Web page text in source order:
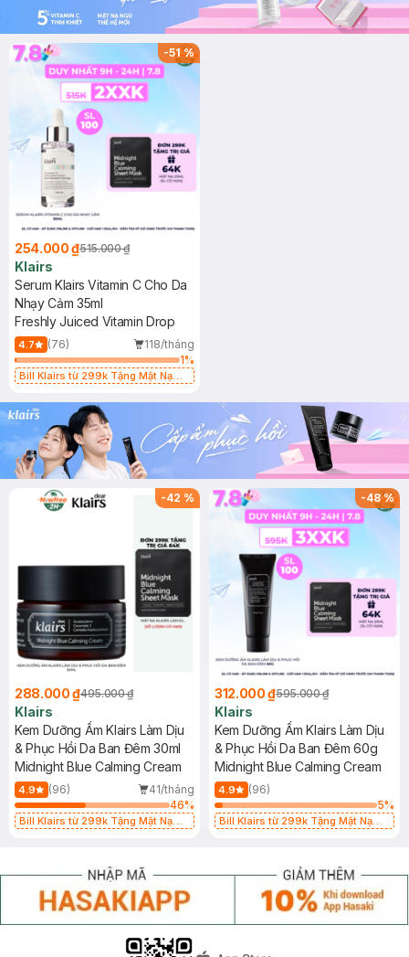
-51%
254.000 ₫515.000 ₫
Klairs
Serum Klairs Vitamin C Cho Da
Nhạy Cảm 35ml
Freshly Juiced Vitamin Drop
4.7 (76)
118/tháng
1%
Bill Klairs từ 299k Tặng Mặt Nạ
25ml (SL Có Hạn)
-42 %
288.000 ₫495.000 ₫
Klairs
Kem Dưỡng Ẩm Klairs Làm Dịu
& Phục Hồi Da Ban Đêm 30ml
Midnight Blue Calming Cream
4.9 (96)
41/tháng
46%
Bill Klairs từ 299k Tặng Mặt Nạ
-48%
312.000 ₫595.000 ₫
Klairs
Kem Dưỡng Ẩm Klairs Làm Dịu
& Phục Hồi Da Ban Đêm 60g
Midnight Blue Calming Cream
4.9
(96)
5%
Bill Klairs từ 299k Tặng Mặt Nạ